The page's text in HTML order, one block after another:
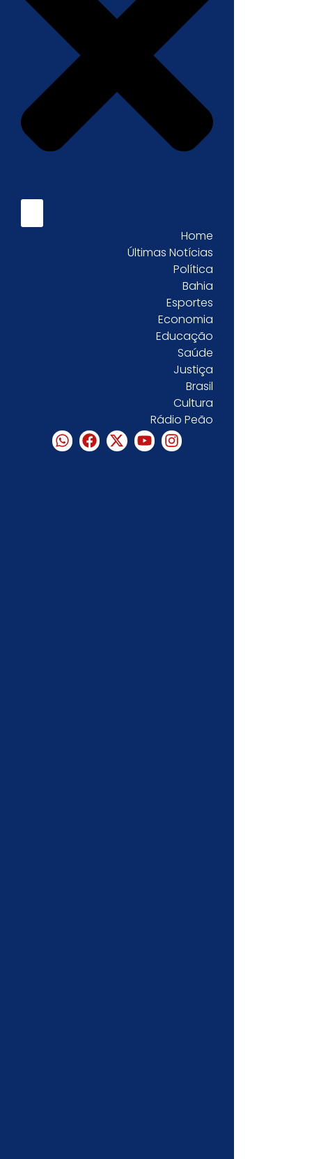
Home
Últimas Notícias
Política
Bahia
Esportes
Economia
Educação
Saúde
Justiça
Brasil
Cultura
Rádio Peão